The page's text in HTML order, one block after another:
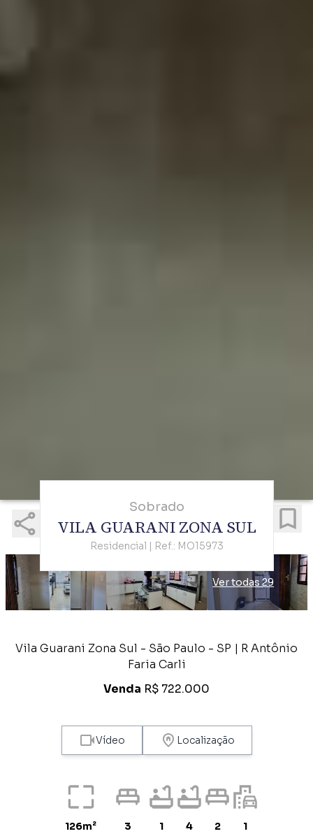
Sobrado
VILA GUARANI ZONA SUL
Residencial | Ref.: MO15973
Ver todas 29
Vila Guarani Zona Sul - São Paulo - SP | R Antônio
Faria Carli
Venda R$ 722.000
Vídeo Localização
126m²
3
1
4
2
1